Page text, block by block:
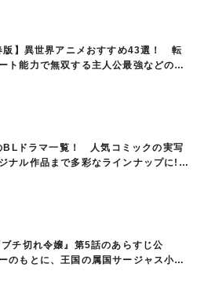
版】異世界アニメおすすめ43選！ 転
ト能力で無双する主人公最強などの人
BLドラマ一覧！ 人気コミックの実写
ナル作品まで多彩なラインナップに!!
チ切れ令嬢』第5話のあらすじ公
のもとに、王国の属国サージャス小王